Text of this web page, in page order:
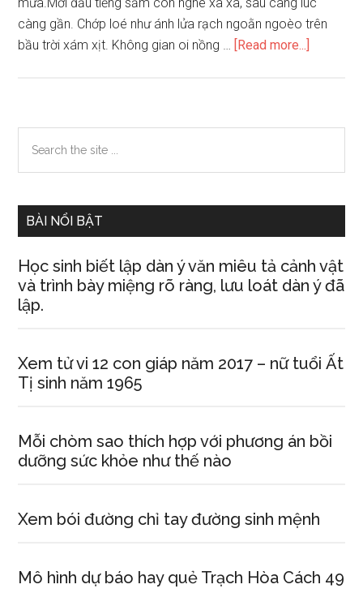
càng gần. Chớp loé như ánh lửa rạch ngoằn ngoèo trên
bầu trời xám xịt. Không gian oi nồng … [Read more...]
cành
cơn
Primary
Sidebar
the
BÀI NỔI BẬT
Học sinh biết lập dàn ý văn miêu tả cảnh vật
và trình bày miệng rõ ràng, lưu loát dàn ý đã
lập.
Xem tử vi 12 con giáp năm 2017 – nữ tuổi Ất
Tị sinh năm 1965
Mỗi chòm sao thích hợp với phương án bồi
dưỡng sức khỏe như thế nào
Xem bói đường chỉ tay đường sinh mệnh
Mô hình dự báo hay quẻ Trạch Hòa Cách 49